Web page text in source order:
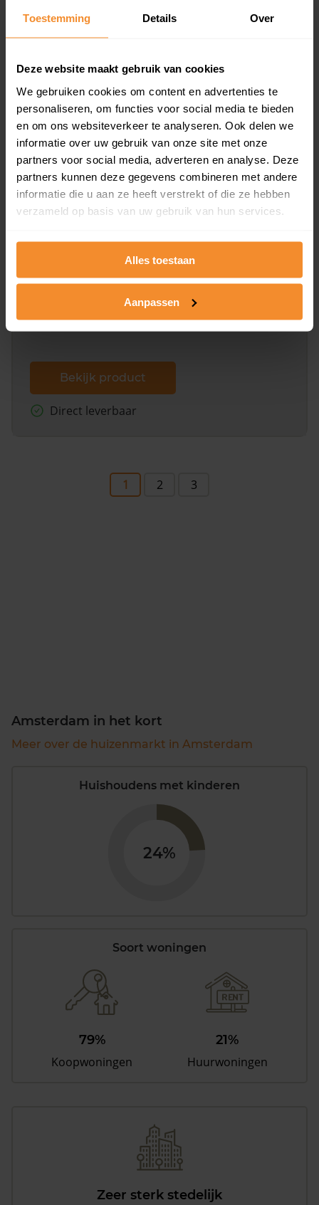
Toestemming Details Over
Deze website maakt gebruik van cookies
We gebruiken cookies om content en advertenties te
personaliseren, om functies voor social media te bieden
en om ons websiteverkeer te analyseren. Ook delen we
informatie over uw gebruik van onze site met onze
partners voor social media, adverteren en analyse. Deze
partners kunnen deze gegevens combineren met andere
informatie die u aan ze heeft verstrekt of die ze hebben
verzameld op basis van uw gebruik van hun services.
Alles toestaan
Aanpassen
Een overzicht van alle verkochte woningen (koopsom
en koopdatum) binnen een postcodegebied. Dit
Bekijk product
Direct leverbaar
Een uitgebreid overzicht van het perceel en
dit inclusief de luchtfoto!
Bekijk product
Direct leverbaar
1 2 3
Amsterdam in het kort
Meer over de huizenmarkt in Amsterdam
Huishoudens met kinderen
24%
Soort woningen
79%
Koopwoningen
21%
Huurwoningen
Zeer sterk stedelijk